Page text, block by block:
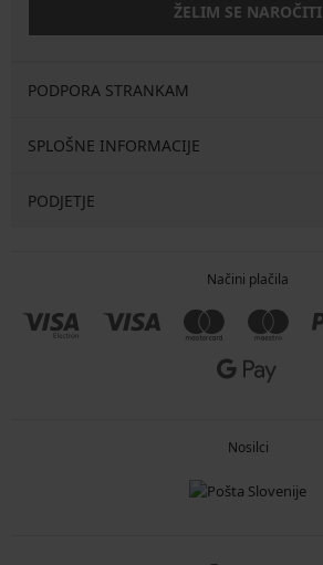
ŽELIM SE NAROČITI
PODPORA STRANKAM
SPLOŠNE INFORMACIJE
PODJETJE
Načini plačila
Nosilci